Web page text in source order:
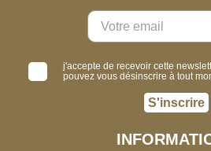
j'accepte de recevoir cette
pouvez vous désinscrire à tout
S'inscrire